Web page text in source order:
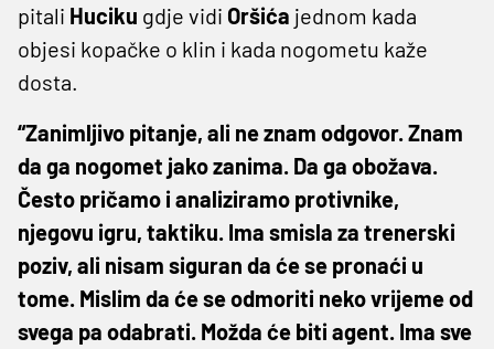
pitali Huciku gdje vidi Oršića jednom kada
objesi kopačke o klin i kada nogometu kaže
dosta.
“Zanimljivo pitanje, ali ne znam odgovor. Znam
da ga nogomet jako zanima. Da ga obožava.
Često pričamo i analiziramo protivnike,
njegovu igru, taktiku. Ima smisla za trenerski
poziv, ali nisam siguran da će se pronaći u
tome. Mislim da će se odmoriti neko vrijeme od
svega pa odabrati. Možda će biti agent. Ima sve